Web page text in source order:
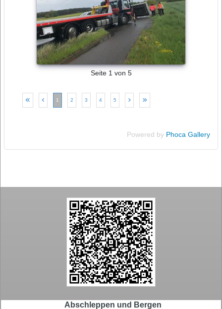
Seite 1 von 5
1 2 3 4 5
Powered by Phoca Gallery
Abschleppen und Bergen